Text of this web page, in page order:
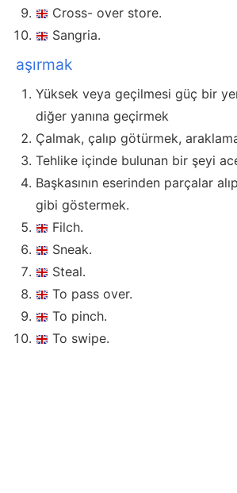
Cross- over store.
Sangria.
aşırmak
Yüksek veya geçilmesi güç bir
diğer yanına geçirmek
Çalmak, çalıp götürmek,
Tehlike içinde bulunan bir şeyi
Başkasının eserinden parçalar
gibi göstermek.
Filch.
Sneak.
Steal.
To pass over.
To pinch.
To swipe.